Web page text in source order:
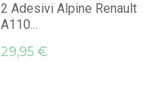
2 Adesivi Alpine Renault
A110...
29,95 €